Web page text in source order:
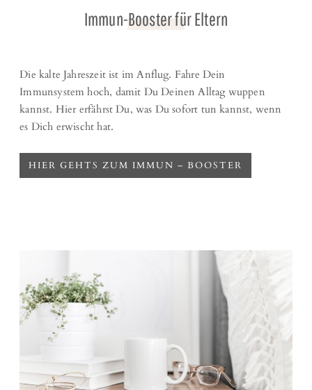
Immun-Booster für Eltern
Die kalte Jahreszeit ist im Anflug. Fahre Dein
Immunsystem hoch, damit Du Deinen Alltag wuppen
kannst. Hier erfährst Du, was Du sofort tun kannst, wenn
es Dich erwischt hat.
HIER GEHTS ZUM IMMUN – BOOSTER